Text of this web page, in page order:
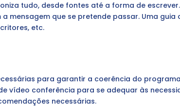
tudo, desde fontes até a forma de
que se pretende passar. Uma guia
etc.
para garantir a coerência do
vídeo conferência para se adequar às
necessárias.